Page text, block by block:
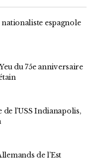
espagnole
du 75e anniversaire
de l’USS Indianapolis,
de l’Est